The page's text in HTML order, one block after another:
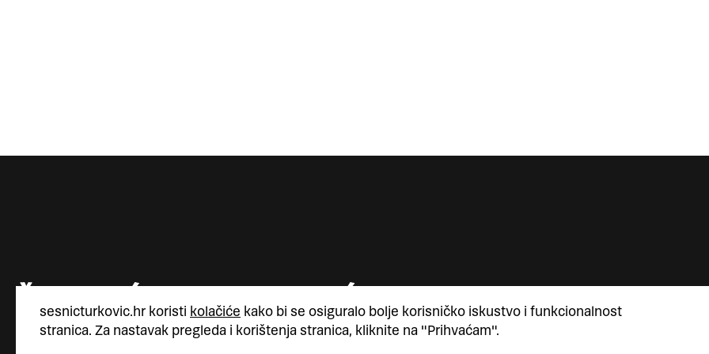
sesnicturkovic.hr koristi kolačiće kako bi se osiguralo bolje korisničko iskustvo i funkcionalnost
stranica. Za nastavak pregleda i korištenja stranica, kliknite na "Prihvaćam".